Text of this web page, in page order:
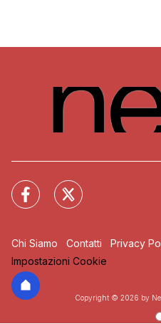
Chi Siamo Contatti Privacy
Impostazioni Cookie
Copyright © 2026 by